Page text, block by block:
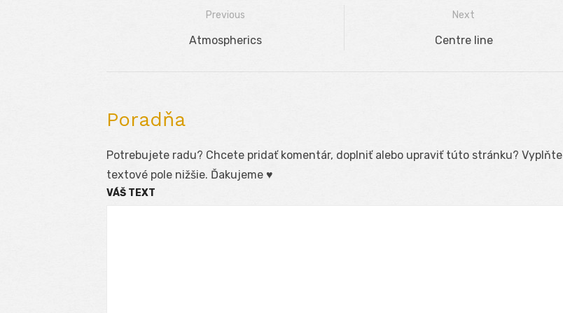
Navigácia
Previous
Previous
Atmospherics
Next
Next
Centre line
Poradňa
Potrebujete radu? Chcete pridať komentár, doplniť alebo upraviť túto stránku? Vyplňte
textové pole nižšie. Ďakujeme ♥
VÁŠ TEXT